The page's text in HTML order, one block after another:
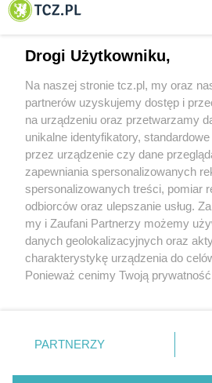
© 2001-2026 Tczew - TCZ.PL Sp. z o.o.
O FIRMIE POLITYKA
REKLAMA WSPÓŁPRACA RSS
Nasze serwisy
Aktualności
Tcz24
Historia miasta
Drogi Użytkowniku,
Na naszej stronie tcz.pl, my oraz
partnerów uzyskujemy dostęp i
na urządzeniu oraz przetwarzamy
unikalne identyfikatory,
przez urządzenie czy dane
zapewniania spersonalizowanych
spersonalizowanych treści, pomiar
odbiorców oraz ulepszanie usług.
my i Zaufani Partnerzy możemy
danych geolokalizacyjnych oraz
charakterystykę urządzenia do
Ponieważ cenimy Twoją
znajdujący się w lewym dolnym
PARTNERZY